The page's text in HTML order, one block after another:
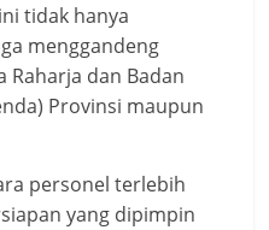
tidak hanya
menggandeng
Raharja dan Badan
Provinsi maupun
personel terlebih
yang dipimpin